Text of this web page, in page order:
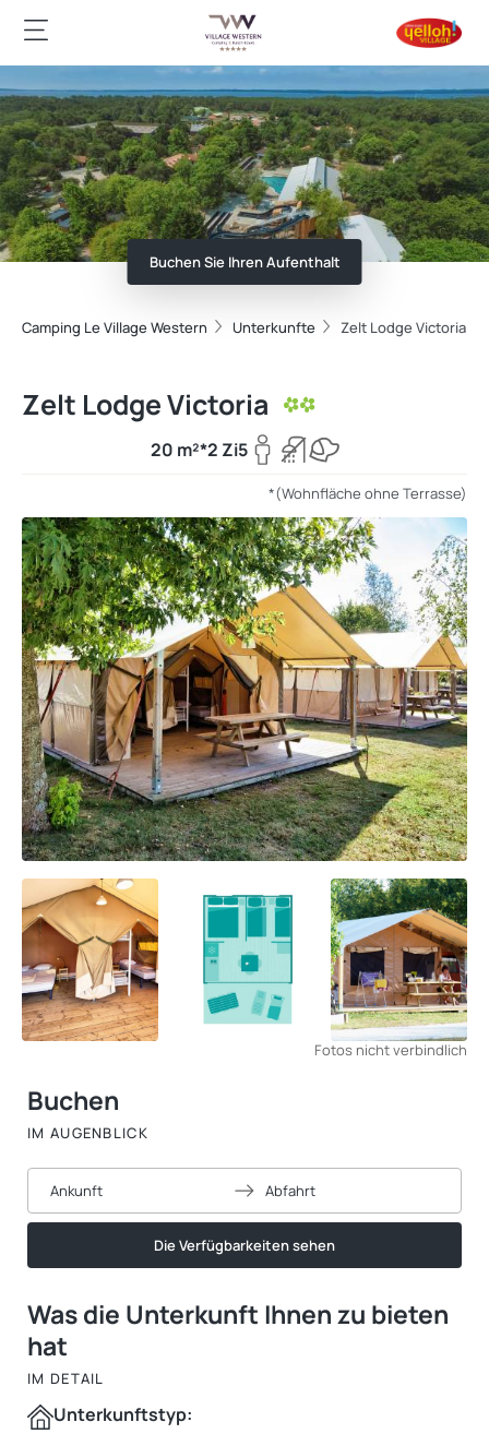
Buchen Sie Ihren Aufenthalt
Camping Le Village Western Unterkunfte Zelt Lodge Victoria
Zelt Lodge Victoria
20 m²*2 Zi5
*(Wohnfläche ohne Terrasse)
Fotos nicht verbindlich
Was die Unterkunft Ihnen zu bieten
hat
IM DETAIL
Unterkunftstyp:
Buchen
IM AUGENBLICK
Ankunft Abfahrt
Die Verfügbarkeiten sehen